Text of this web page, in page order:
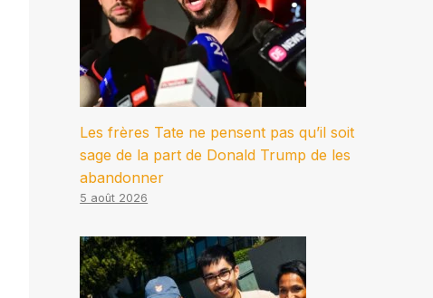
Les frères Tate ne pensent pas qu’il soit
sage de la part de Donald Trump de les
abandonner
5 août 2026